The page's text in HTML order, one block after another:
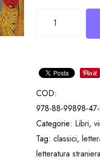
intorno
camera
COD:
978-88-99898-
Categorie: Libri,
Tag: classici,
letteratura straniera